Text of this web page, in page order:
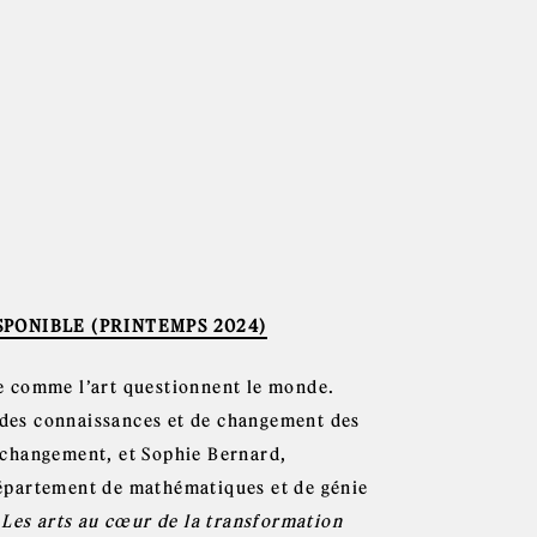
(PRINTEMPS 2024)
comme l’art questionnent le monde.
connaissances et de changement des
et Sophie Bernard,
de mathématiques et de génie
arts au cœur de la transformation